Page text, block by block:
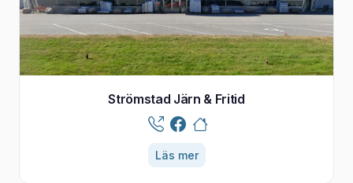
Strömstad Järn & Fritid
Läs mer